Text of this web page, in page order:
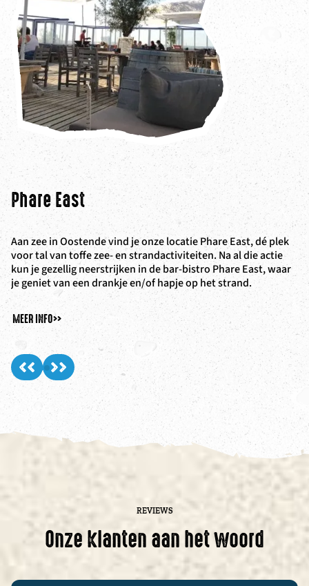
Phare East
Aan zee in Oostende vind je onze locatie Phare East, dé plek
voor tal van toffe zee- en strandactiviteiten. Na al die actie
kun je gezellig neerstrijken in de bar-bistro Phare East, waar
je geniet van een drankje en/of hapje op het strand.
MEER INFO>>
REVIEWS
Onze klanten aan het woord